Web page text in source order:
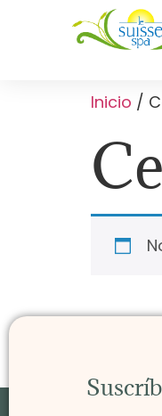
Inicio /